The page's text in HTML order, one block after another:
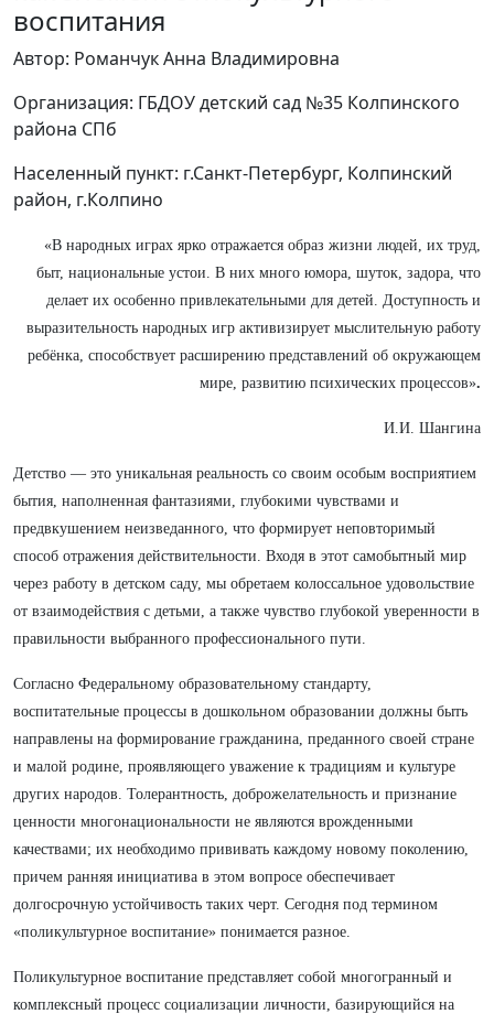
воспитания
Автор: Романчук Анна Владимировна
Организация: ГБДОУ детский сад №35 Колпинского
района СПб
Населенный пункт: г.Санкт-Петербург, Колпинский
район, г.Колпино
«В народных играх ярко отражается образ жизни людей, их труд,
быт, национальные устои. В них много юмора, шуток, задора, что
делает их особенно привлекательными для детей. Доступность и
выразительность народных игр активизирует мыслительную работу
ребёнка, способствует расширению представлений об окружающем
мире, развитию психических процессов».
И.И. Шангина
Детство — это уникальная реальность со своим особым восприятием
бытия, наполненная фантазиями, глубокими чувствами и
предвкушением неизведанного, что формирует неповторимый
способ отражения действительности. Входя в этот самобытный мир
через работу в детском саду, мы обретаем колоссальное удовольствие
от взаимодействия с детьми, а также чувство глубокой уверенности в
правильности выбранного профессионального пути.
Согласно Федеральному образовательному стандарту,
воспитательные процессы в дошкольном образовании должны быть
направлены на формирование гражданина, преданного своей стране
и малой родине, проявляющего уважение к традициям и культуре
других народов. Толерантность, доброжелательность и признание
ценности многонациональности не являются врожденными
качествами; их необходимо прививать каждому новому поколению,
причем ранняя инициатива в этом вопросе обеспечивает
долгосрочную устойчивость таких черт. Сегодня под термином
«поликультурное воспитание» понимается разное.
Поликультурное воспитание представляет собой многогранный и
комплексный процесс социализации личности, базирующийся на